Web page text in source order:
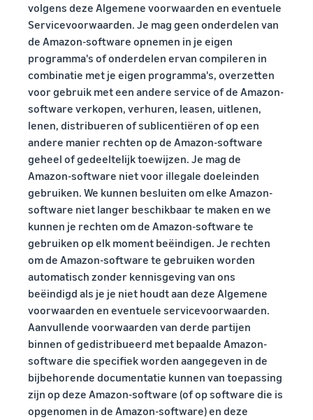
volgens deze Algemene voorwaarden en eventuele
Servicevoorwaarden. Je mag geen onderdelen van
de Amazon-software opnemen in je eigen
programma's of onderdelen ervan compileren in
combinatie met je eigen programma's, overzetten
voor gebruik met een andere service of de Amazon-
software verkopen, verhuren, leasen, uitlenen,
lenen, distribueren of sublicentiëren of op een
andere manier rechten op de Amazon-software
geheel of gedeeltelijk toewijzen. Je mag de
Amazon-software niet voor illegale doeleinden
gebruiken. We kunnen besluiten om elke Amazon-
software niet langer beschikbaar te maken en we
kunnen je rechten om de Amazon-software te
gebruiken op elk moment beëindigen. Je rechten
om de Amazon-software te gebruiken worden
automatisch zonder kennisgeving van ons
beëindigd als je je niet houdt aan deze Algemene
voorwaarden en eventuele servicevoorwaarden.
Aanvullende voorwaarden van derde partijen
binnen of gedistribueerd met bepaalde Amazon-
software die specifiek worden aangegeven in de
bijbehorende documentatie kunnen van toepassing
zijn op deze Amazon-software (of op software die is
opgenomen in de Amazon-software) en deze